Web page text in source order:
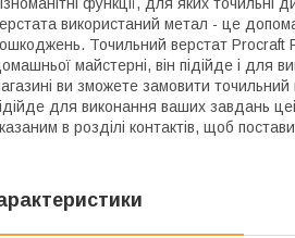
функції, для яких
використаний метал - це
Точильний верстат Procraft
майстерні, він підійде і для
ви зможете замовити
для виконання ваших завдань
в розділі контактів, щоб